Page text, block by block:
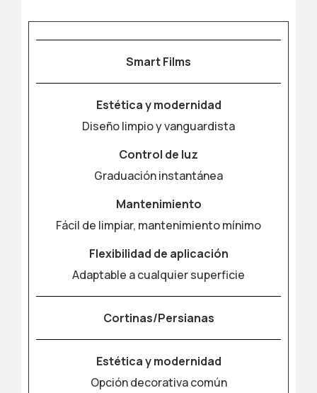
Smart Films
Estética y modernidad
Diseño limpio y vanguardista
Control de luz
Graduación instantánea
Mantenimiento
Fácil de limpiar, mantenimiento mínimo
Flexibilidad de aplicación
Adaptable a cualquier superficie
Cortinas/Persianas
Estética y modernidad
Opción decorativa común